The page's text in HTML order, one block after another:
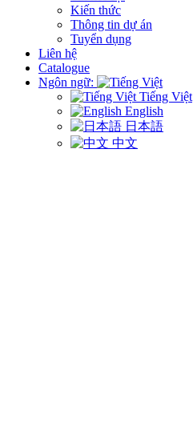
Kiến thức
Thông tin dự án
Tuyển dụng
Liên hệ
Catalogue
Ngôn ngữ:
Tiếng Việt
English
日本語
中文